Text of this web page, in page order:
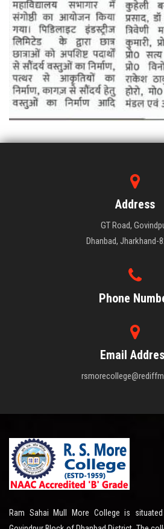
Address
GT Road,
Dhanbad, Jharkhand-
Phone
Email
Ram Sahai Mull More College is